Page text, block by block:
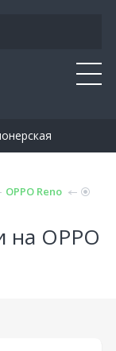
OPPO Reno
на OPPO